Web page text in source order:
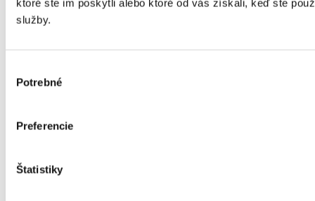
ktoré ste im poskytli alebo ktoré od vás získali, keď ste
služby.
súhlasu
Potrebné
Preferencie
Štatistiky